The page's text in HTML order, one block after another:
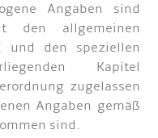
Angaben sind
den allgemeinen
und den speziellen
Kapitel
zugelassen
Angaben gemäß
sind.